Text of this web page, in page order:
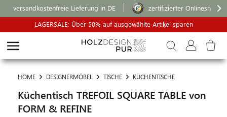
versandkostenfreie Lieferung in DE
zertifizierter Onlineshop
LAGERSALE: Über 50% auf ausgewählte Artikel sparen
HOME DESIGNERMÖBEL TISCHE KÜCHENTISCHE
Küchentisch TREFOIL SQUARE TABLE von
FORM & REFINE